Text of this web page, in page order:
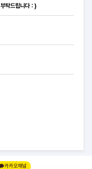
탁드립니다 : )
카카오채널